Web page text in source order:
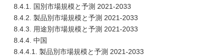
8.4.1. 国別市場規模と予測 2021-2033
8.4.2. 製品別市場規模と予測 2021-2033
8.4.3. 用途別市場規模と予測 2021-2033
8.4.4. 中国
8.4.4.1. 製品別市場規模と予測 2021-2033